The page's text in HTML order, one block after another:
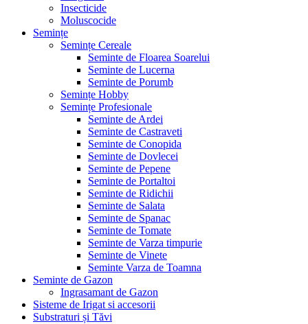
Insecticide
Moluscocide
Semințe
Semințe Cereale
Seminte de Floarea Soarelui
Seminte de Lucerna
Seminte de Porumb
Semințe Hobby
Semințe Profesionale
Seminte de Ardei
Seminte de Castraveti
Seminte de Conopida
Seminte de Dovlecei
Seminte de Pepene
Seminte de Portaltoi
Seminte de Ridichii
Seminte de Salata
Seminte de Spanac
Seminte de Tomate
Seminte de Varza timpurie
Seminte de Vinete
Seminte Varza de Toamna
Seminte de Gazon
Ingrasamant de Gazon
Sisteme de Irigat si accesorii
Substraturi și Tăvi